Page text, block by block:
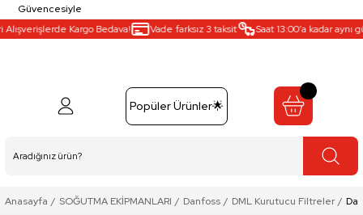
Güvencesiyle
Kargo Bedava!
Vade farksız 3 taksit Saat 13:00’a kadar aynı gün
Popüler Ürünler🌟
Anasayfa SOĞUTMA EKİPMANLARI Danfoss DML Kurutucu Filtreler